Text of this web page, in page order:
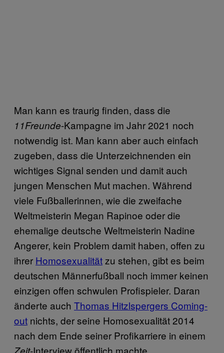
Man kann es traurig finden, dass die
11Freunde-Kampagne im Jahr 2021 noch
notwendig ist. Man kann aber auch einfach
zugeben, dass die Unterzeichnenden ein
wichtiges Signal senden und damit auch
jungen Menschen Mut machen. Während
viele Fußballerinnen, wie die zweifache
Weltmeisterin Megan Rapinoe oder die
ehemalige deutsche Weltmeisterin Nadine
Angerer, kein Problem damit haben, offen zu
ihrer Homosexualitätzu stehen, gibt es beim
deutschen Männerfußball noch immer keinen
einzigen offen schwulen Profispieler. Daran
änderte auch Thomas Hitzlspergers Coming-
out nichts, der seine Homosexualität 2014
nach dem Ende seiner Profikarriere in einem
Zeit-Interview öffentlich machte.